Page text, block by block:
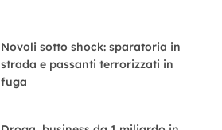
Novoli sotto shock: sparatoria in
strada e passanti terrorizzati in
fuga